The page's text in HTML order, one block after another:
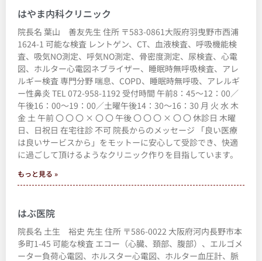
はやま内科クリニック
院長名 葉山 善友先生 住所 〒583-0861大阪府羽曳野市西浦
1624-1 可能な検査 レントゲン、CT、血液検査、呼吸機能検
査、吸気NO測定、呼気NO測定、骨密度測定、尿検査、心電
図、ホルター心電図ネブライザー、睡眠時無呼吸検査、アレ
ルギー検査 専門分野 喘息、COPD、睡眠時無呼吸、アレルギ
ー性鼻炎 TEL 072-958-1192 受付時間 午前8：45～12：00／
午後16：00～19：00／土曜午後14：30～16：30 月 火 水 木
金 土 午前 〇 〇 〇 × 〇 〇 午後 〇 〇 〇 × 〇 〇 休診日 木曜
日、日祝日 在宅往診 不可 院長からのメッセージ 「良い医療
は良いサービスから」をモットーに安心して受診でき、快適
に過ごして頂けるようなクリニック作りを目指しています。
もっと見る »
はぶ医院
院長名 土生 裕史 先生 住所 〒586-0022 大阪府河内長野市本
多町1-45 可能な検査 エコー（心臓、頚部、腹部）、エルゴメ
ーター負荷心電図、ホルスター心電図、ホルター血圧計、脈